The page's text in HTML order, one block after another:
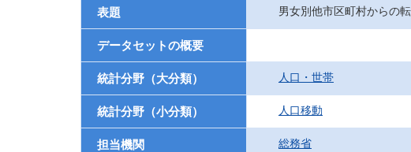
表題 男女別他市区町村からの
データセットの概要
統計分野（大分類） 人口・世帯
統計分野（小分類） 人口移動
担当機関 総務省